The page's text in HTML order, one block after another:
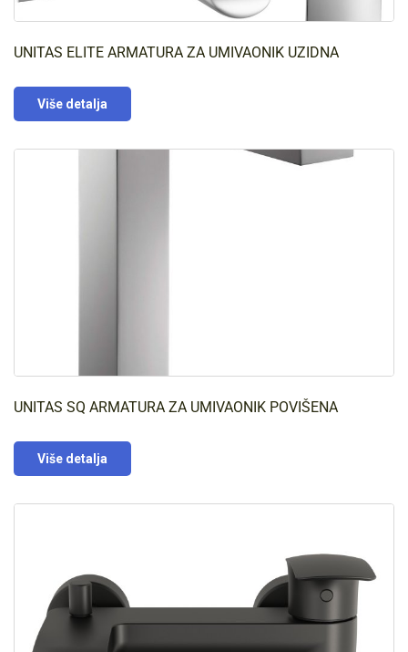
UNITAS ELITE ARMATURA ZA UMIVAONIK UZIDNA
Više detalja
UNITAS SQ ARMATURA ZA UMIVAONIK POVIŠENA
Više detalja